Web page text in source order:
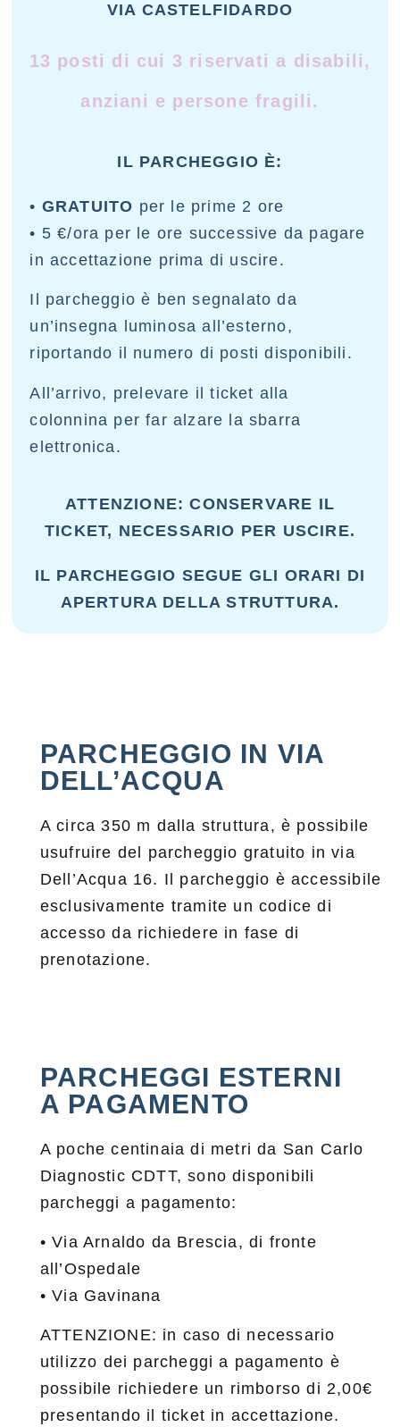
VIA CASTELFIDARDO
13 posti di cui 3 riservati a disabili,
anziani e persone fragili.
IL PARCHEGGIO È:​
• GRATUITO per le prime 2 ore
• 5 €/ora per le ore successive da pagare
in accettazione prima di uscire.
Il parcheggio è ben segnalato da
un’insegna luminosa all’esterno,
riportando il numero di posti disponibili.
All’arrivo, prelevare il ticket alla
colonnina per far alzare la sbarra
elettronica.
ATTENZIONE: CONSERVARE IL
TICKET, NECESSARIO PER USCIRE.
IL PARCHEGGIO SEGUE GLI ORARI DI
APERTURA DELLA STRUTTURA.
PARCHEGGIO IN VIA
DELL’ACQUA
A circa 350 m dalla struttura, è possibile
usufruire del parcheggio gratuito in via
Dell’Acqua 16. Il parcheggio è accessibile
esclusivamente tramite un codice di
accesso da richiedere in fase di
prenotazione.
PARCHEGGI ESTERNI
A PAGAMENTO
A poche centinaia di metri da San Carlo
Diagnostic CDTT, sono disponibili
parcheggi a pagamento:
• Via Arnaldo da Brescia, di fronte
all’Ospedale
• Via Gavinana
ATTENZIONE: in caso di necessario
utilizzo dei parcheggi a pagamento è
possibile richiedere un rimborso di 2,00€
presentando il ticket in accettazione.